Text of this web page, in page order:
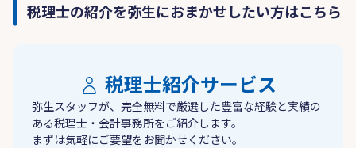
税理士の紹介を弥生におまかせしたい方はこちら
税理士紹介サービス
弥生スタッフが、完全無料で厳選した豊富な経験と実績の
ある税理士・会計事務所をご紹介します。
まずは気軽にご要望をお聞かせください。